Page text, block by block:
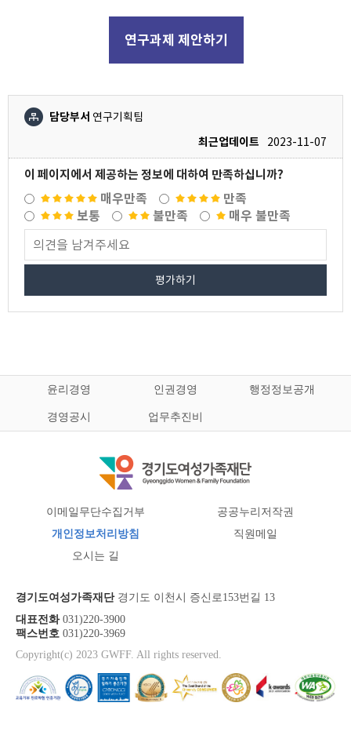
연구과제 제안하기
담당부서 연구기획팀
최근업데이트
2023-11-07
이 페이지에서 제공하는 정보에 대하여 만족하십니까?
매우만족
만족
보통
불만족 매우 불만족
평가하기
윤리경영 인권경영 행정정보공개
경영공시 업무추진비
이메일무단수집거부
공공누리저작권
개인정보처리방침
직원메일
오시는 길
경기도여성가족재단경기도 이천시 증신로153번길 13
대표전화031)220-3900
팩스번호 031)220-3969
Copyright(c) 2023 GWFF. All rights reserved.